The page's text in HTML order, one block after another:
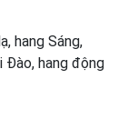
hang Sáng,
Đào, hang động